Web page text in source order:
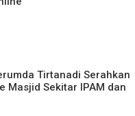
Tirtanadi Serahkan
Masjid Sekitar IPAM dan